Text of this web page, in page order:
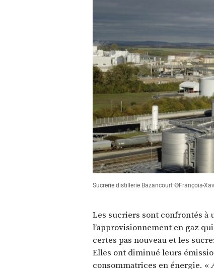
Sucrerie distillerie Bazancourt ©François-
Les sucriers sont confrontés
l’approvisionnement en gaz
certes pas nouveau et les
Elles ont diminué leurs
consommatrices en énergie. «